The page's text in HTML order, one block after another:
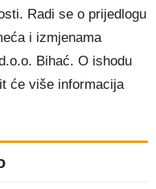
Radi se o prijedlogu
i izmjenama
Bihać. O ishodu
će više informacija